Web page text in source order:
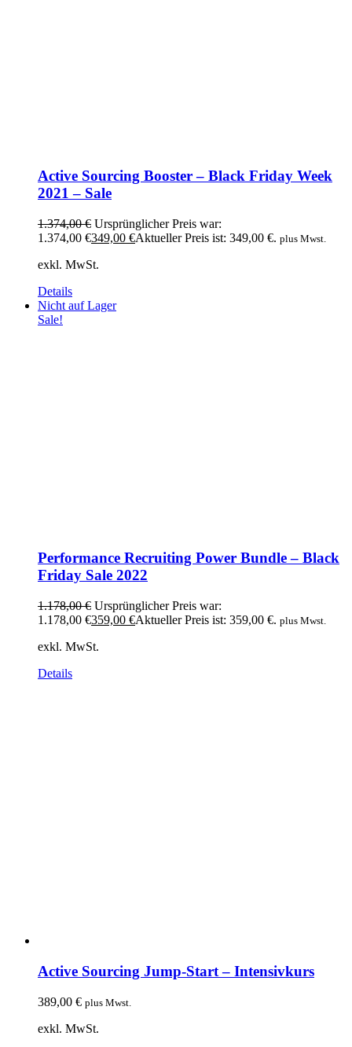
Active Sourcing Booster – Black Friday Week
2021 – Sale
1.374,00€ Ursprünglicher Preis war:
1.374,00 €349,00 €Aktueller Preis ist: 349,00 €. plus Mwst.
exkl. MwSt.
Details
Nicht auf Lager
Sale!
Performance Recruiting Power Bundle – Black
Friday Sale 2022
1.178,00€ Ursprünglicher Preis war:
1.178,00 €359,00 €Aktueller Preis ist: 359,00 €. plus Mwst.
exkl. MwSt.
Details
Active Sourcing Jump-Start – Intensivkurs
389,00 € plus Mwst.
exkl. MwSt.